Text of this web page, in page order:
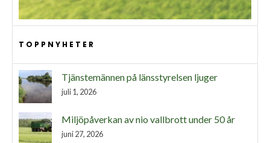
TOPPNYHETER
Tjänstemännen på länsstyrelsen ljuger
juli 1, 2026
Miljöpåverkan av nio vallbrott under 50 år
juni 27, 2026